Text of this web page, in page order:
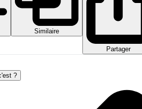
Similaire
Partager
?